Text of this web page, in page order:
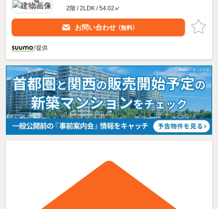
2階 / 2LDK / 54.02㎡
お問い合わせ （無料）
提供